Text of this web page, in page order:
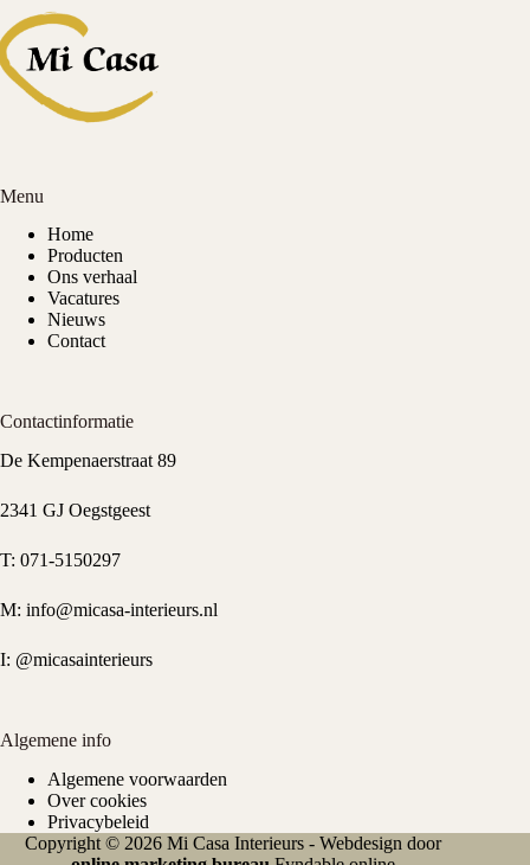
Menu
Home
Producten
Ons verhaal
Vacatures
Nieuws
Contact
Contactinformatie
De Kempenaerstraat 89
2341 GJ Oegstgeest
T: 071-5150297
M: info@micasa-interieurs.nl
I: @micasainterieurs
Algemene info
Algemene voorwaarden
Over cookies
Privacybeleid
Copyright © 2026 Mi Casa Interieurs - Webdesign door